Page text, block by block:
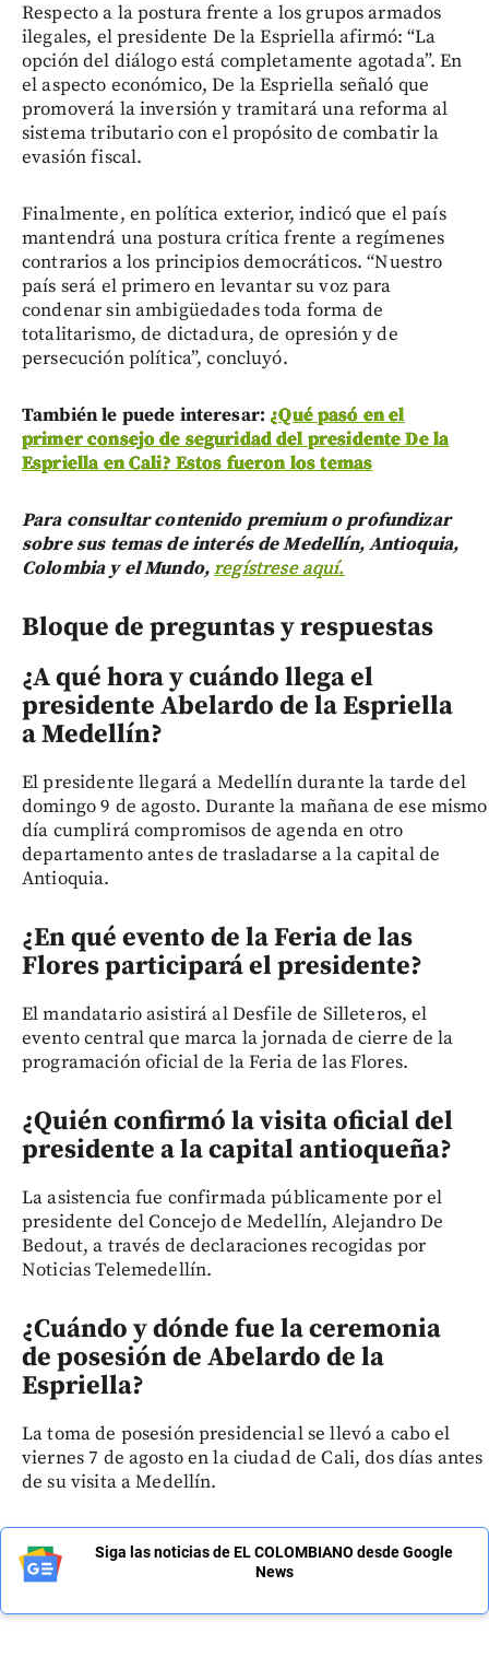
Respecto a la postura frente a los grupos armados
ilegales, el presidente De la Espriella afirmó: “La
opción del diálogo está completamente agotada”. En
el aspecto económico, De la Espriella señaló que
promoverá la inversión y tramitará una reforma al
sistema tributario con el propósito de combatir la
evasión fiscal.
Finalmente, en política exterior, indicó que el país
mantendrá una postura crítica frente a regímenes
contrarios a los principios democráticos. “Nuestro
país será el primero en levantar su voz para
condenar sin ambigüedades toda forma de
totalitarismo, de dictadura, de opresión y de
persecución política”, concluyó.
También le puede interesar: ¿Qué pasó en el
primer consejo de seguridad del presidente De la
Espriella en Cali? Estos fueron los temas
Para consultar contenido premium o profundizar
sobre sus temas de interés de Medellín, Antioquia,
Colombia y el Mundo,regístrese aquí.
Bloque de preguntas y respuestas
¿A qué hora y cuándo llega el
presidente Abelardo de la Espriella
a Medellín?
El presidente llegará a Medellín durante la tarde del
domingo 9 de agosto. Durante la mañana de ese mismo
día cumplirá compromisos de agenda en otro
departamento antes de trasladarse a la capital de
Antioquia.
¿En qué evento de la Feria de las
Flores participará el presidente?
El mandatario asistirá al Desfile de Silleteros, el
evento central que marca la jornada de cierre de la
programación oficial de la Feria de las Flores.
¿Quién confirmó la visita oficial del
presidente a la capital antioqueña?
La asistencia fue confirmada públicamente por el
presidente del Concejo de Medellín, Alejandro De
Bedout, a través de declaraciones recogidas por
Noticias Telemedellín.
¿Cuándo y dónde fue la ceremonia
de posesión de Abelardo de la
Espriella?
La toma de posesión presidencial se llevó a cabo el
viernes 7 de agosto en la ciudad de Cali, dos días antes
de su visita a Medellín.
Siga las noticias de EL COLOMBIANO desde Google
News